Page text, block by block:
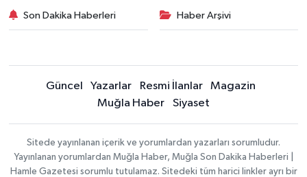
Son Dakika Haberleri Haber Arşivi
Güncel Yazarlar Resmi İlanlar
Magazin
Muğla Haber
Siyaset
Sitede yayınlanan içerik ve yorumlardan yazarları sorumludur.
Yayınlanan yorumlardan Muğla Haber, Muğla Son Dakika Haberleri |
Hamle Gazetesi sorumlu tutulamaz. Sitedeki tüm harici linkler ayrı bir